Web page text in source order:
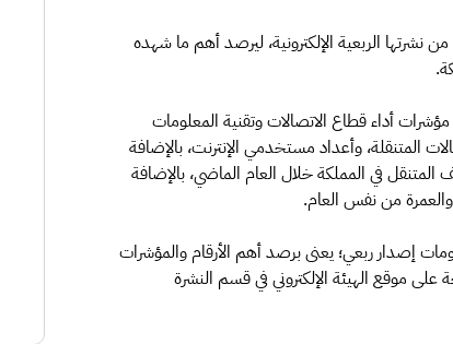
نشرتها الربعية الإلكترونية، ليرصد أهم ما شهده
أداء قطاع الاتصالات وتقنية المعلومات
الاتصالات المتنقلة، وأعداد مستخدمي الإنترنت، بالإضافة
في المملكة خلال العام الماضي، بالإضافة
من نفس العام.
إصدار ربعي؛ يعنى برصد أهم الأرقام والمؤشرات
موقع الهيئة الإلكتروني في قسم النشرة